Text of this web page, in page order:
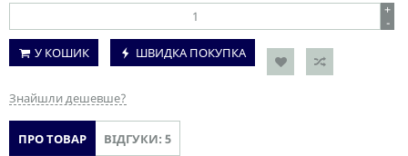
+
-
У КОШИК
ШВИДКА ПОКУПКА
Знайшли дешевше?
ПРО ТОВАР ВІДГУКИ: 5